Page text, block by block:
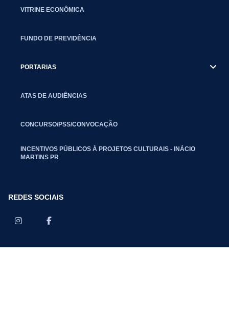
VITRINE ECONÔMICA
FUNDO DE PREVIDÊNCIA
PORTARIAS
ATAS DE AUDIÊNCIAS
CONCURSO/PSS/CONVOCAÇÃO
INCENTIVOS PÚBLICOS À PROJETOS CULTURAIS - INÁCIO
MARTINS PR
REDES SOCIAIS